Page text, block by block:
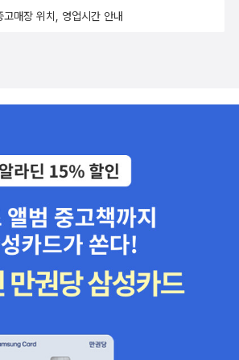
면서 그의 책을 찾아 읽기 시작했어요. 삽
그래도 이 책 오디오북으로 다시 읽어
니다. 66. The Minpins 너무 너무 삽화
요. 조카를 위해 구매했는데, 처음 이 책을 구
책인지 몰랏습니다. 보시다시피, 국내서는 제
저자의 이름이 훨씬 더 강조되었지요. 저자
는데, 정말 로알드 달의 이름만으로 책을 구
. 대부분 로알드달의 책은 국내서로도 다시
는 몇 안되는 로알드 달의 책이랍니다. 이
고매장 위치, 영업시간 안내